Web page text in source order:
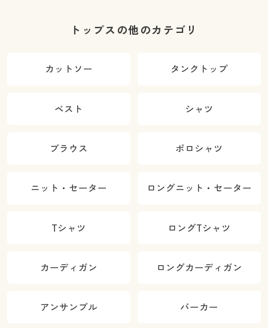
トップスの他のカテゴリ
カットソー タンクトップ
ベスト シャツ
ブラウス ポロシャツ
ニット・セーター ロングニット・セーター
Tシャツ ロングTシャツ
カーディガン ロングカーディガン
アンサンブル パーカー